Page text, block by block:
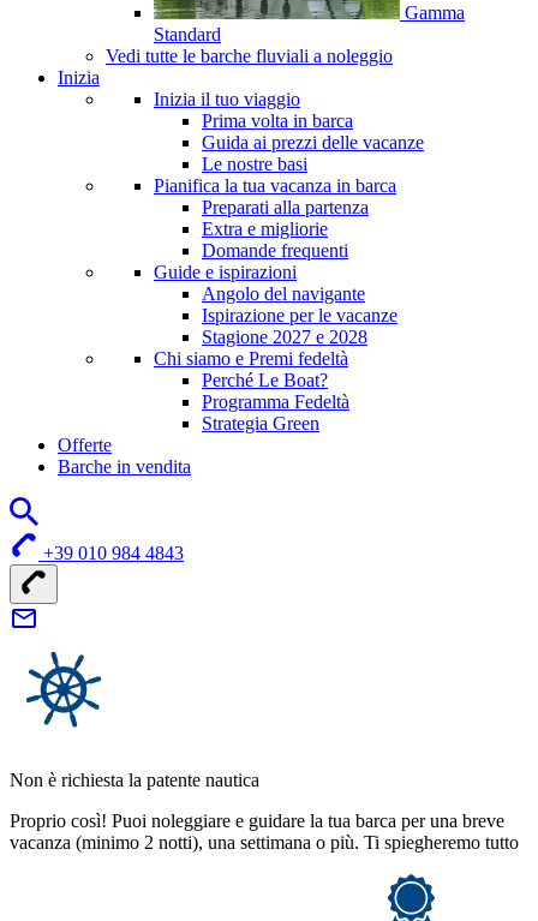
Gamma
Standard
Vedi tutte le barche fluviali a noleggio
Inizia
Inizia il tuo viaggio
Prima volta in barca
Guida ai prezzi delle vacanze
Le nostre basi
Pianifica la tua vacanza in barca
Preparati alla partenza
Extra e migliorie
Domande frequenti
Guide e ispirazioni
Angolo del navigante
Ispirazione per le vacanze
Stagione 2027 e 2028
Chi siamo e Premi fedeltà
Perché Le Boat?
Programma Fedeltà
Strategia Green
Offerte
Barche in vendita
+39 010 984 4843
Non è richiesta la patente nautica
Proprio così! Puoi noleggiare e guidare la tua barca per una breve
vacanza (minimo 2 notti), una settimana o più. Ti spiegheremo tutto